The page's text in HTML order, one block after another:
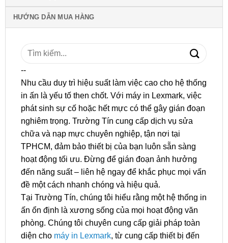
HƯỚNG DẪN MUA HÀNG
Tìm
--
Nhu cầu duy trì hiệu suất làm việc cao cho hệ thống
in ấn là yếu tố then chốt. Với máy in Lexmark, việc
phát sinh sự cố hoặc hết mực có thể gây gián đoạn
nghiêm trọng. Trường Tín cung cấp dịch vụ sửa
chữa và nạp mực chuyên nghiệp, tận nơi tại
TPHCM, đảm bảo thiết bị của bạn luôn sẵn sàng
hoạt động tối ưu. Đừng để gián đoạn ảnh hưởng
đến năng suất – liên hệ ngay để khắc phục mọi vấn
đề một cách nhanh chóng và hiệu quả.
Tại Trường Tín, chúng tôi hiểu rằng một hệ thống in
ấn ổn định là xương sống của mọi hoạt động văn
phòng. Chúng tôi chuyên cung cấp giải pháp toàn
diện cho máy in Lexmark, từ cung cấp thiết bị đến